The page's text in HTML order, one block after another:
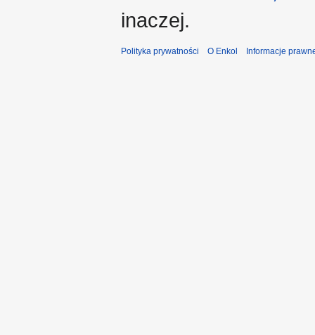
inaczej.
Polityka prywatności O Enkol Informacje